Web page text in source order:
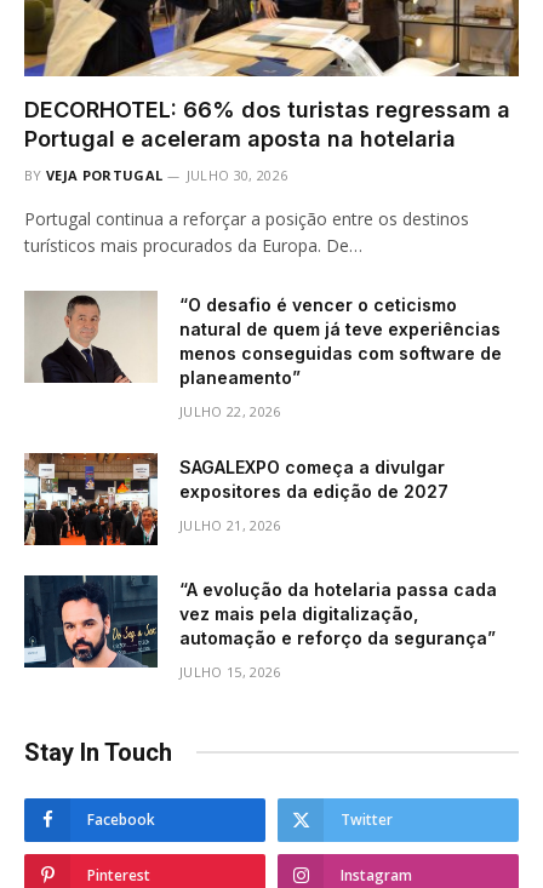
DECORHOTEL: 66% dos turistas regressam a
Portugal e aceleram aposta na hotelaria
BY VEJA PORTUGAL JULHO 30, 2026
Portugal continua a reforçar a posição entre os destinos
turísticos mais procurados da Europa. De…
“O desafio é vencer o ceticismo
natural de quem já teve experiências
menos conseguidas com software de
planeamento”
JULHO 22, 2026
SAGALEXPO começa a divulgar
expositores da edição de 2027
JULHO 21, 2026
“A evolução da hotelaria passa cada
vez mais pela digitalização,
automação e reforço da segurança”
JULHO 15, 2026
Stay In Touch
Facebook Twitter
Pinterest Instagram